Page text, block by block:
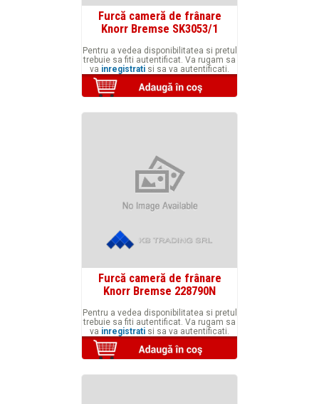
Furcă cameră de frânare
Knorr Bremse SK3053/1
Pentru a vedea disponibilitatea si pretul
trebuie sa fiti autentificat. Va rugam sa
va inregistrati si sa va autentificati.
Furcă cameră de frânare
Knorr Bremse 228790N
Pentru a vedea disponibilitatea si pretul
trebuie sa fiti autentificat. Va rugam sa
va inregistrati si sa va autentificati.